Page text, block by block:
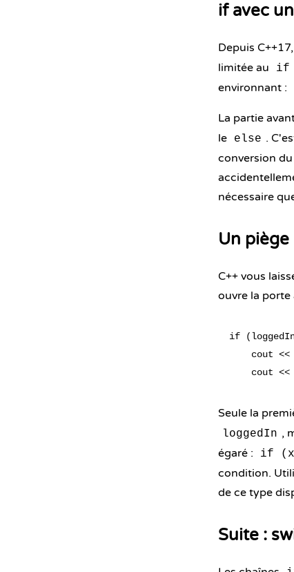
if avec
Depuis
limitée au
if
environnant :
La partie
le
else .
conversion
nécessaire
Un
C++ vous
ouvre la
if
cout <<
Seule la
loggedIn ,
égaré :
if (x
condition.
de ce type
Suite :